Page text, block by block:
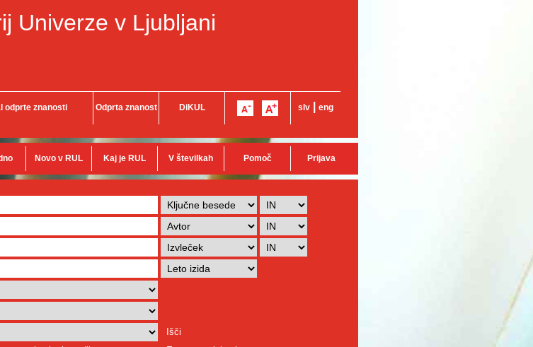
Univerze v Ljubljani
odprte znanosti Odprta znanost DiKUL slv eng
Novo v RUL Kaj je RUL V številkah Pomoč Prijava
Išči